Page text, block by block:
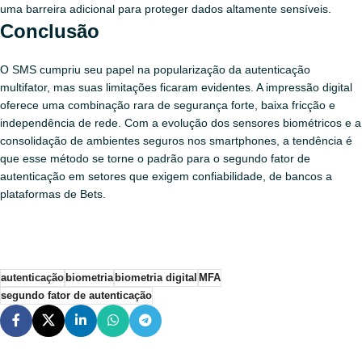
uma barreira adicional para proteger dados altamente sensíveis.
Conclusão
O SMS cumpriu seu papel na popularização da autenticação
multifator, mas suas limitações ficaram evidentes. A impressão digital
oferece uma combinação rara de segurança forte, baixa fricção e
independência de rede. Com a evolução dos sensores biométricos e a
consolidação de ambientes seguros nos smartphones, a tendência é
que esse método se torne o padrão para o segundo fator de
autenticação em setores que exigem confiabilidade, de bancos a
plataformas de Bets.
autenticaçãobiometriabiometria digital MFA
segundo fator de autenticação